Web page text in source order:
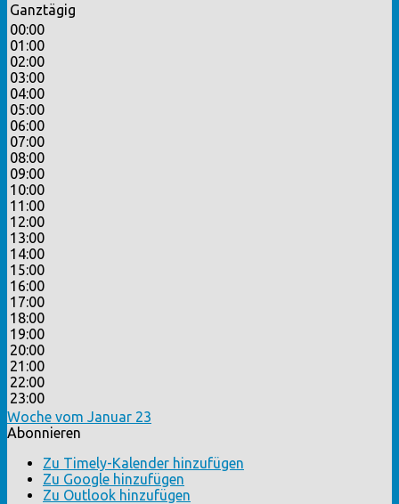
Ganztägig
00:00
01:00
02:00
03:00
04:00
05:00
06:00
07:00
08:00
09:00
10:00
11:00
12:00
13:00
14:00
15:00
16:00
17:00
18:00
19:00
20:00
21:00
22:00
23:00
Woche vom Januar 23
Abonnieren
Zu Timely-Kalender hinzufügen
Zu Google hinzufügen
Zu Outlook hinzufügen